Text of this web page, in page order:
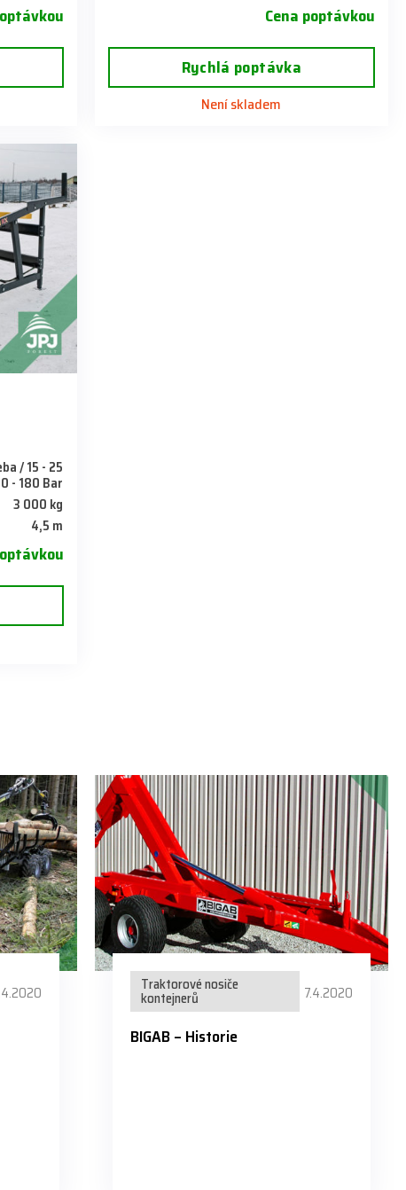
Cena poptávkou
Rychlá poptávka
Není skladem
/ 15 - 25
- 180 Bar
3 000 kg
4,5 m
Traktorové nosiče
kontejnerů 7.4.2020
BIGAB – Historie